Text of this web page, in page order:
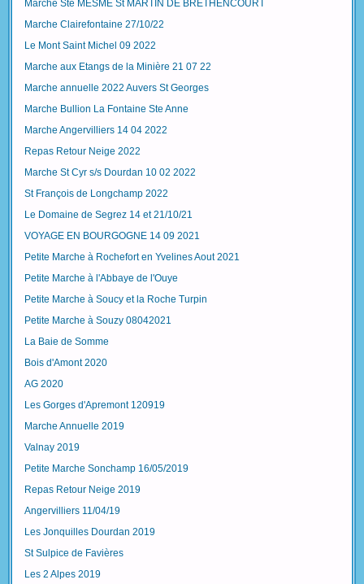
Marche Ste MESME St MARTIN DE BRETHENCOURT
Marche Clairefontaine 27/10/22
Le Mont Saint Michel 09 2022
Marche aux Etangs de la Minière 21 07 22
Marche annuelle 2022 Auvers St Georges
Marche Bullion La Fontaine Ste Anne
Marche Angervilliers 14 04 2022
Repas Retour Neige 2022
Marche St Cyr s/s Dourdan 10 02 2022
St François de Longchamp 2022
Le Domaine de Segrez 14 et 21/10/21
VOYAGE EN BOURGOGNE 14 09 2021
Petite Marche à Rochefort en Yvelines Aout 2021
Petite Marche à l'Abbaye de l'Ouye
Petite Marche à Soucy et la Roche Turpin
Petite Marche à Souzy 08042021
La Baie de Somme
Bois d'Amont 2020
AG 2020
Les Gorges d'Apremont 120919
Marche Annuelle 2019
Valnay 2019
Petite Marche Sonchamp 16/05/2019
Repas Retour Neige 2019
Angervilliers 11/04/19
Les Jonquilles Dourdan 2019
St Sulpice de Favières
Les 2 Alpes 2019